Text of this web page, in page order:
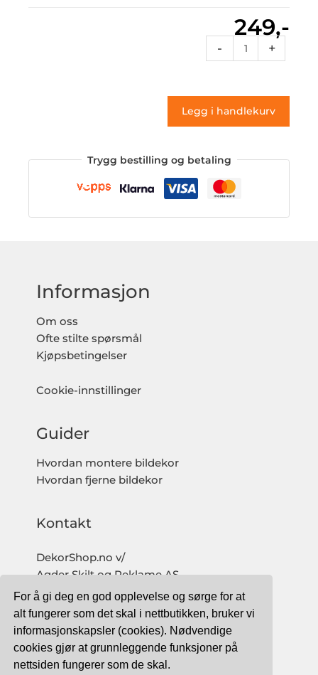
For å gi deg en god opplevelse og sørge for at
alt fungerer som det skal i nettbutikken, bruker vi
informasjonskapsler (cookies). Nødvendige
cookies gjør at grunnleggende funksjoner på
nettsiden fungerer som de skal.
249,-
-
16a
antall
+
Legg i handlekurv
Trygg bestilling og betaling
Informasjon
Om oss
Ofte stilte spørsmål
Kjøpsbetingelser
Cookie-innstillinger
Guider
Hvordan montere bildekor
Hvordan fjerne bildekor
Kontakt
DekorShop.no v/
Agder Skilt og Reklame AS
Org. nr: 997 633 016 MVA
salg@dekorshop.no
Tlf: 959 32 123
09.00 - 16.00